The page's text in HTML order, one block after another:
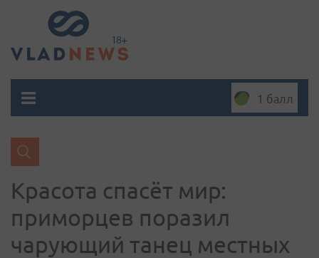
1 балл
Красота спасёт мир:
приморцев поразил
чарующий танец местных